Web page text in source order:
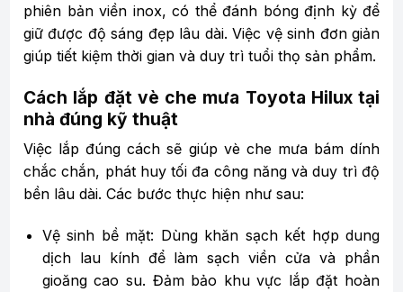
phiên bản viền inox, có thể đánh bóng định kỳ để
giữ được độ sáng đẹp lâu dài. Việc vệ sinh đơn giản
giúp tiết kiệm thời gian và duy trì tuổi thọ sản phẩm.
Cách lắp đặt vè che mưa Toyota Hilux tại
nhà đúng kỹ thuật
Việc lắp đúng cách sẽ giúp vè che mưa bám dính
chắc chắn, phát huy tối đa công năng và duy trì độ
bền lâu dài. Các bước thực hiện như sau:
Vệ sinh bề mặt: Dùng khăn sạch kết hợp dung
dịch lau kính để làm sạch viền cửa và phần
gioăng cao su. Đảm bảo khu vực lắp đặt hoàn